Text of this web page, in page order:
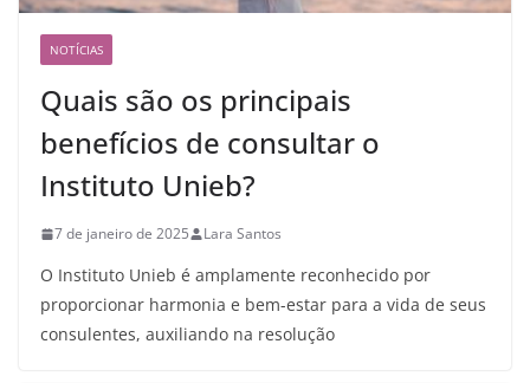
NOTÍCIAS
Quais são os principais
benefícios de consultar o
Instituto Unieb?
7 de janeiro de 2025 Lara Santos
O Instituto Unieb é amplamente reconhecido por
proporcionar harmonia e bem-estar para a vida de seus
consulentes, auxiliando na resolução